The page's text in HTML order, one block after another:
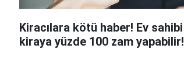
Kiracılara kötü haber! Ev sahibi
kiraya yüzde 100 zam yapabilir!